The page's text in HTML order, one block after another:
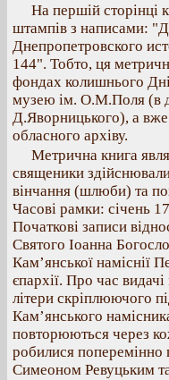
На першій сторінці
штампів з написами:
Днепропетровского
144". Тобто, ця
фондах колишнього
музею ім. О.М.Поля (в
Д.Яворницького), а вже
обласного архіву.
Метрична книга
священики
вінчання (шлюби) та
Часові рамки: січень
Початкові записи
Святого Іоанна
Кам’янської наміснії
єпархії. Про час
літери скріплюючого
Кам’янського
повторюються через
робилися
Симеоном Ревуцьким